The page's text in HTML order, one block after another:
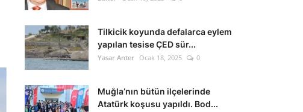
Tilkicik koyunda defalarca eylem
yapılan tesise ÇED sür...
Yasar Anter Ocak 18, 2025 0
Muğla’nın bütün ilçelerinde
Atatürk koşusu yapıldı. Bod...